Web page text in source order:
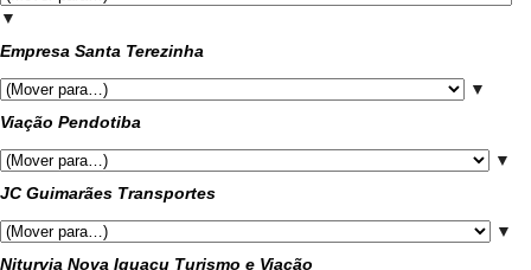
▼
Empresa Santa Terezinha
▼
Viação Pendotiba
▼
JC Guimarães Transportes
▼
Niturvia Nova Iguaçu Turismo e Viação